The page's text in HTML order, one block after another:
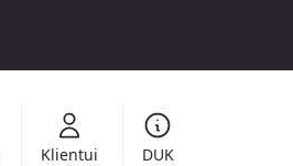
Klientui DUK